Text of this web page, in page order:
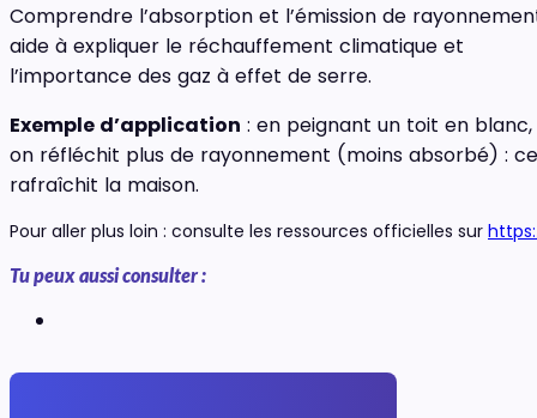
Comprendre l’absorption et l’émission de
aide à expliquer le réchauffement climatique et
l’importance des gaz à effet de serre.
Exemple d’application : en peignant un toit en blanc,
on réfléchit plus de rayonnement (moins absorbé) :
rafraîchit la maison.
Pour aller plus loin : consulte les ressources officielles sur
Tu peux aussi consulter :